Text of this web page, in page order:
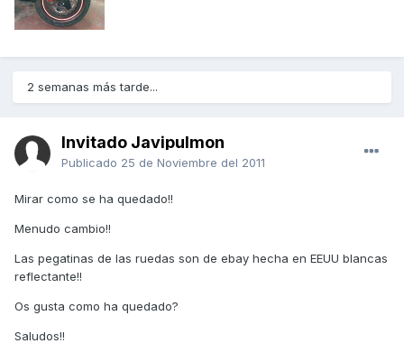
2 semanas más tarde...
Invitado Javipulmon
Publicado 25 de Noviembre del 2011
Mirar como se ha quedado!!
Menudo cambio!!
Las pegatinas de las ruedas son de ebay hecha en EEUU blancas
reflectante!!
Os gusta como ha quedado?
Saludos!!